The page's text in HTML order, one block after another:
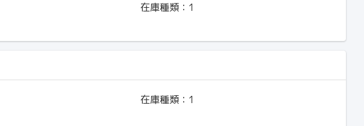
在庫種類： 1
在庫種類： 1